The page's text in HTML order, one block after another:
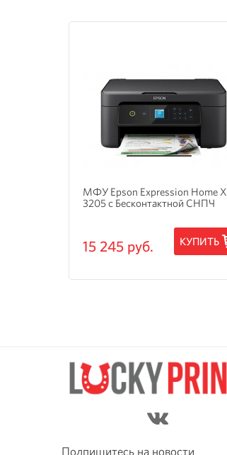
МФУ Epson Expression Home
3205 с Бесконтактной СНПЧ
15 245 руб. КУПИТЬ
Подпишитесь на новости